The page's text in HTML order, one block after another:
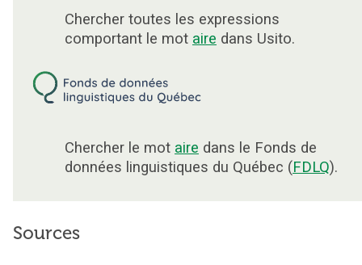
Chercher toutes les expressions
comportant le mot aire dans Usito.
Chercher le mot aire dans le Fonds de
données linguistiques du Québec (FDLQ).
Sources